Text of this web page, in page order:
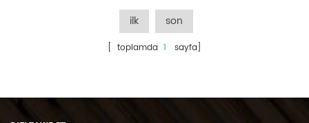
ilk son
[ toplamda 1 sayfa]